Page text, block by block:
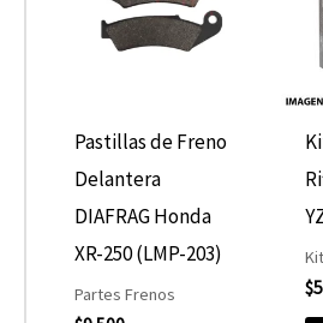
Pastillas de Freno
Delantera
DIAFRAG Honda
XR-250 (LMP-203)
Partes Frenos $